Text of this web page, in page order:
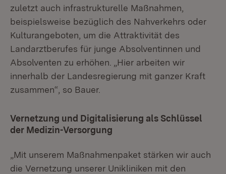
zuletzt auch infrastrukturelle Maßnahmen,
beispielsweise bezüglich des Nahverkehrs oder
Kulturangeboten, um die Attraktivität des
Landarztberufes für junge Absolventinnen und
Absolventen zu erhöhen. „Hier arbeiten wir
innerhalb der Landesregierung mit ganzer Kraft
zusammen“, so Bauer.
Vernetzung und Digitalisierung als Schlüssel
der Medizin-Versorgung
„Mit unserem Maßnahmenpaket stärken wir auch
die Vernetzung unserer Unikliniken mit den